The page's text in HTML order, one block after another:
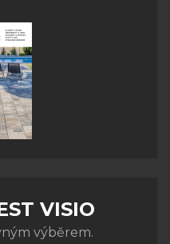
VISIO
výběrem.